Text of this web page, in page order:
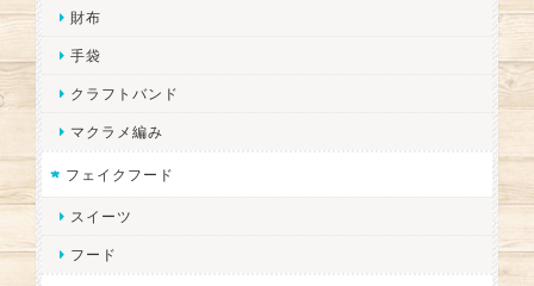
財布
手袋
クラフトバンド
マクラメ編み
フェイクフード
スイーツ
フード